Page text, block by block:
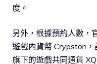
度。
另外，根據預約人數，
遊戲內貨幣 Crypston
旗下的遊戲共同通貨